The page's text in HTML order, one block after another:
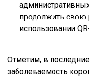
продолжить свою
использовании
Отметим, в
заболеваемость